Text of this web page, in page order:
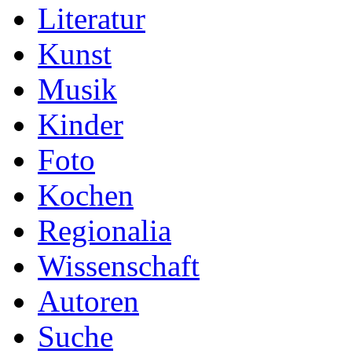
Literatur
Kunst
Musik
Kinder
Foto
Kochen
Regionalia
Wissenschaft
Autoren
Suche